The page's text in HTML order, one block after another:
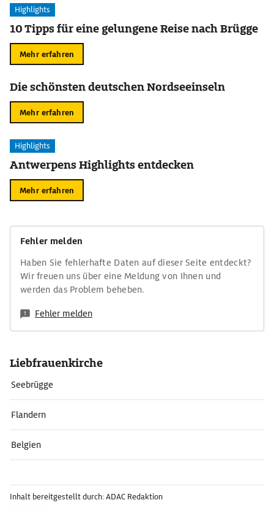
Highlights
10 Tipps für eine gelungene Reise nach Brügge
Mehr erfahren
Die schönsten deutschen Nordseeinseln
Mehr erfahren
Highlights
Antwerpens Highlights entdecken
Mehr erfahren
Fehler melden
Haben Sie fehlerhafte Daten auf dieser Seite entdeckt?
Wir freuen uns über eine Meldung von Ihnen und
werden das Problem beheben.
Fehler melden
Liebfrauenkirche
Seebrügge
Flandern
Belgien
Inhalt bereitgestellt durch: ADAC Redaktion